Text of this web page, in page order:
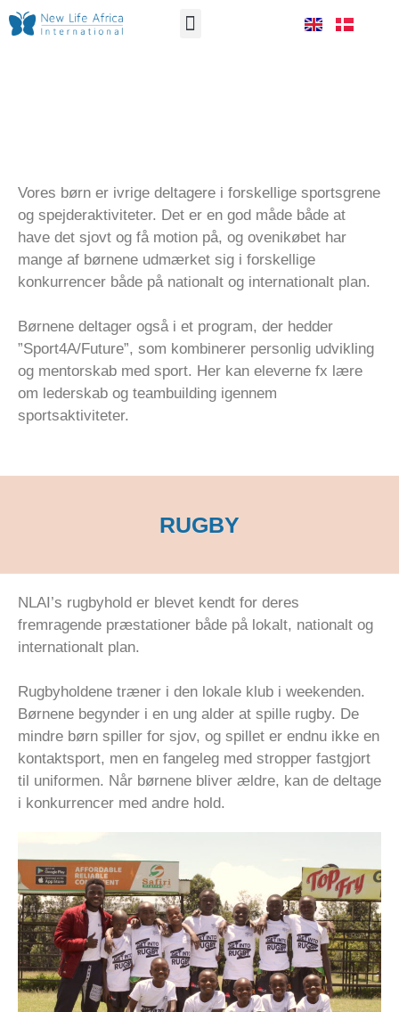
Vores børn er ivrige deltagere i forskellige sportsgrene
og spejderaktiviteter. Det er en god måde både at
have det sjovt og få motion på, og ovenikøbet har
mange af børnene udmærket sig i forskellige
konkurrencer både på nationalt og internationalt plan.
Børnene deltager også i et program, der hedder
”Sport4A/Future”, som kombinerer personlig udvikling
og mentorskab med sport. Her kan eleverne fx lære
om lederskab og teambuilding igennem
sportsaktiviteter.
RUGBY
NLAI’s rugbyhold er blevet kendt for deres
fremragende præstationer både på lokalt, nationalt og
internationalt plan.
Rugbyholdene træner i den lokale klub i weekenden.
Børnene begynder i en ung alder at spille rugby. De
mindre børn spiller for sjov, og spillet er endnu ikke en
kontaktsport, men en fangeleg med stropper fastgjort
til uniformen. Når børnene bliver ældre, kan de deltage
i konkurrencer med andre hold.